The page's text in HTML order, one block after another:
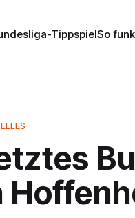
TippspielSo